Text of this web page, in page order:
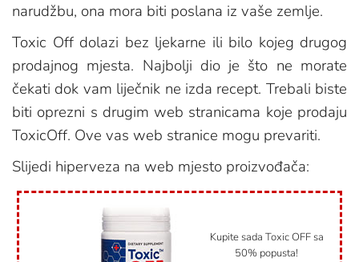
narudžbu, ona mora biti poslana iz vaše zemlje.
Toxic Off dolazi bez ljekarne ili bilo kojeg drugog
prodajnog mjesta. Najbolji dio je što ne morate
čekati dok vam liječnik ne izda recept. Trebali biste
biti oprezni s drugim web stranicama koje prodaju
ToxicOff. Ove vas web stranice mogu prevariti.
Slijedi hiperveza na web mjesto proizvođača:
Kupite sada Toxic OFF sa
50% popusta!